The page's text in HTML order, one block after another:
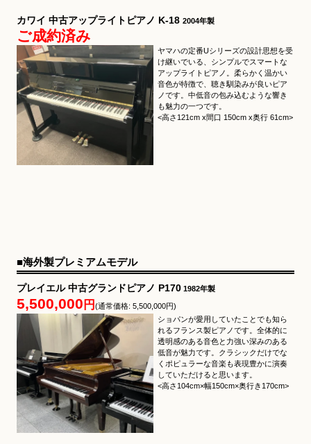
カワイ 中古アップライトピアノ K-18 2004年製
ご成約済み
ヤマハの定番Uシリーズの設計思想を受
け継いでいる、シンプルでスマートな
アップライトピアノ。柔らかく温かい
音色が特徴で、聴き馴染みが良いピア
ノです。中低音の包み込むような響き
も魅力の一つです。
<高さ121cm x間口 150cm x奥行 61cm>
■海外製プレミアムモデル
プレイエル 中古グランドピアノ P1701982年製
5,500,000 円 (通常価格: 5,500,000円)
ショパンが愛用していたことでも知ら
れるフランス製ピアノです。全体的に
透明感のある音色と力強い深みのある
低音が魅力です。クラシックだけでな
くポピュラーな音楽も表現豊かに演奏
していただけると思います。
<高さ104cm×幅150cm×奥行き170cm>